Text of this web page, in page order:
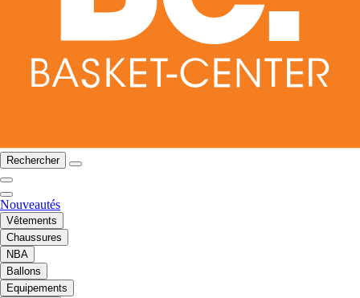
Rechercher
Nouveautés
Vêtements
Chaussures
NBA
Ballons
Equipements